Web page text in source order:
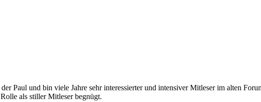
Paul und bin viele Jahre sehr interessierter und intensiver Mitleser im alten
als stiller Mitleser begnügt.